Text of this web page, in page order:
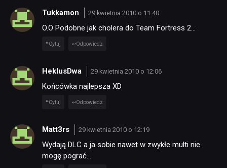
JUŻ GRALIŚMY
Tukkamon 29 kwietnia 2010 o 11:40
O.O Podobne jak cholera do Team Fortress 2…
Cytuj Odpowiedz
HeklusDwa 29 kwietnia 2010 o 12:06
Końcówka najlepsza XD
Cytuj Odpowiedz
Matt3rs 29 kwietnia 2010 o 12:19
Wydają DLC a ja sobie nawet w zwykłe multi nie
mogę pograć…